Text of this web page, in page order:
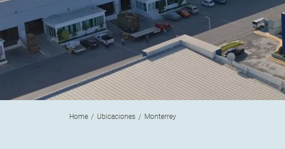
Home Ubicaciones Monterrey